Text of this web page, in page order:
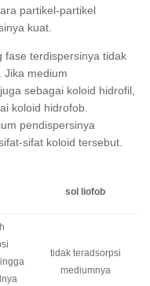
partikel-partikel
kuat.
fase terdispersinya tidak
Jika medium
sebagai koloid hidrofil,
koloid hidrofob.
pendispersinya
sifat koloid tersebut.
sol liofob
tidak teradsorpsi
mediumnya